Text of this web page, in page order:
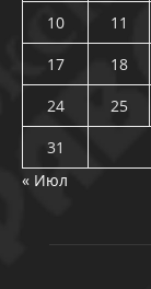
10
11
17
18
24
25
31
« Июл